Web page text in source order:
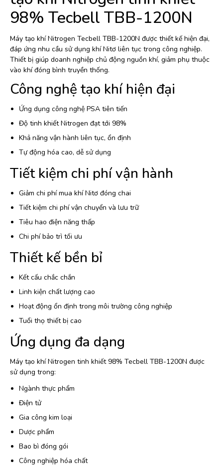
98% Tecbell TBB-1200N
Máy tạo khí Nitrogen Tecbell TBB-1200N được thiết kế hiện đại,
đáp ứng nhu cầu sử dụng khí Nitơ liên tục trong công nghiệp.
Thiết bị giúp doanh nghiệp chủ động nguồn khí, giảm phụ thuộc
vào khí đóng bình truyền thống.
Công nghệ tạo khí hiện đại
Ứng dụng công nghệ PSA tiên tiến
Độ tinh khiết Nitrogen đạt tới 98%
Khả năng vận hành liên tục, ổn định
Tự động hóa cao, dễ sử dụng
Tiết kiệm chi phí vận hành
Giảm chi phí mua khí Nitơ đóng chai
Tiết kiệm chi phí vận chuyển và lưu trữ
Tiêu hao điện năng thấp
Chi phí bảo trì tối ưu
Thiết kế bền bỉ
Kết cấu chắc chắn
Linh kiện chất lượng cao
Hoạt động ổn định trong môi trường công nghiệp
Tuổi thọ thiết bị cao
Ứng dụng đa dạng
Máy tạo khí Nitrogen tinh khiết 98% Tecbell TBB-1200N được
sử dụng trong:
Ngành thực phẩm
Điện tử
Gia công kim loại
Dược phẩm
Bao bì đóng gói
Công nghiệp hóa chất